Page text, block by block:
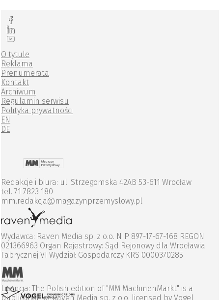
O tytule
Reklama
Prenumerata
Kontakt
Archiwum
Regulamin serwisu
Polityka prywatności
EN
DE
Redakcje i biura: ul. Strzegomska 42AB 53-611 Wrocław
tel. 71 7823 180
mm.redakcja@magazynprzemyslowy.pl
Wydawca: Raven Media sp. z o.o. NIP 897-17-67-168 REGON
021366963 Organ Rejestrowy: Sąd Rejonowy dla Wrocławia
Fabrycznej VI Wydział Gospodarczy KRS 0000370285
Licencja: The Polish edition of "MM MachinenMarkt" is a
publication of Raven Media sp. z o.o. licensed by Vogel